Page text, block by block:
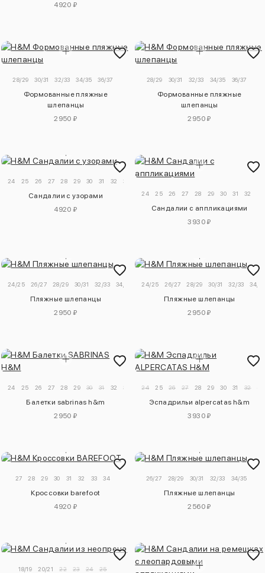
4920 ₽
28/29 30/31 32/33 34/35 36/37
Формованные пляжные
шлепанцы
2950 ₽
28/29 30/31 32/33 34/35 36/37
Формованные пляжные
шлепанцы
2950 ₽
24 25 26 27 28 29 30 31 32 33
Сандалии с узорами
4920 ₽
24 25 26 27 28 29 30 31 32
Сандалии с аппликациями
3930 ₽
24/25 26/27 28/29 30/31 32/33 34/35
Пляжные шлепанцы
2950 ₽
24/25 26/27 28/29 30/31 32/33 34/
Пляжные шлепанцы
2950 ₽
24 25 26 27 28 29 30 31 32 33 34
Балетки sabrinas h&m
2950 ₽
24 25 26 27 28 29 30 31 32
Эспадрильи alpercatas h&m
3930 ₽
27 28 29 30 31 32 33 34
Кроссовки barefoot
4920 ₽
26/27 28/29 30/31 32/33 34/35
Пляжные шлепанцы
2560 ₽
18/19 20/21 22 23 24 25